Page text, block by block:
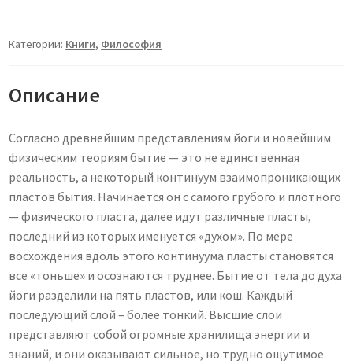
сверхсознания
Категории: Книги, Философия
Описание
Согласно древнейшим представлениям йоги и новейшим
физическим теориям бытие — это не единственная
реальность, а некоторый континуум взаимопроникающих
пластов бытия. Начинается он с самого грубого и плотного
— физического пласта, далее идут различные пласты,
последний из которых именуется «духом». По мере
восхождения вдоль этого континуума пласты становятся
все «тоньше» и осознаются труднее. Бытие от тела до духа
йоги разделили на пять пластов, или кош. Каждый
последующий слой – более тонкий. Высшие слои
представляют собой огромные хранилища энергии и
знаний, и они оказывают сильное, но трудно ощутимое